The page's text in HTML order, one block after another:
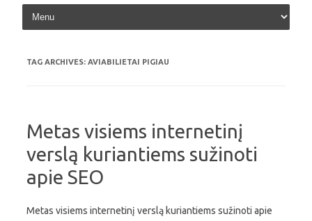
Skip to content
TAG ARCHIVES: AVIABILIETAI PIGIAU
Metas visiems internetinį
verslą kuriantiems sužinoti
apie SEO
Metas visiems internetinį verslą kuriantiems sužinoti apie